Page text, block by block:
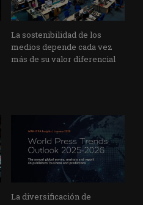
La sostenibilidad de los
medios depende cada vez
más de su valor diferencial
La diversificación de